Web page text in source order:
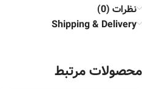
نظرات (0)
Shipping & Delivery
محصولات مرتبط